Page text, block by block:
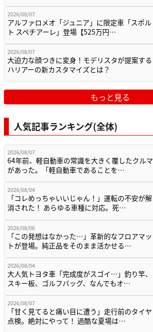
2026/08/07
アルファロメオ「ジュニア」に限定車「スポル
ト スペチアーレ」登場【525万円…
2026/08/07
大迫力な顔つきに変身！モデリスタが提案する
ハリアーの新カスタマイズとは？
もっと見る
人気記事ランキング(全体)
2026/08/07
64年前、軽自動車の常識を大きく覆したクルマ
があった。「軽自動車であることを…
2026/08/04
「コレめっちゃいいじゃん！」運転の不安が解
消された！ あらゆる車種に対応。死…
2026/08/06
「この発想はなかった…」革新的なフロアマッ
トが登場。純正品をそのまま活かせる…
2026/08/04
大人気トヨタ車「完成度がスゴイ…」釣り竿、
スキー板、ゴルフバッグ、なんでもオ…
2026/08/07
「甘く見てると痛い目に遭う」走行前のタイヤ
点検。絶対にやって！ 過酷な夏場は…